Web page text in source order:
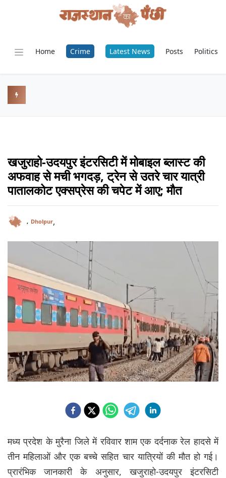
Home Crime Latest News Posts Politics
खजुराहो-उदयपुर इंटरसिटी में मोबाइल ब्लास्ट की
अफवाह से मची भगदड़, ट्रेन से उतरे चार यात्री
पातालकोट एक्सप्रेस की चपेट में आए; मौत
, Dholpur,
मध्य प्रदेश के मुरैना जिले में रविवार शाम एक दर्दनाक रेल हादसे में
तीन महिलाओं और एक बच्चे सहित चार यात्रियों की मौत हो गई।
प्रारंभिक जानकारी के अनुसार, खजुराहो-उदयपुर इंटरसिटी